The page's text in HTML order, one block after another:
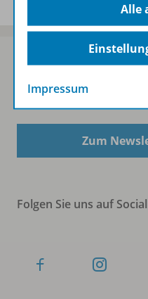
Sofort profitieren
Zum
Folgen Sie uns auf
Alle
Impressum